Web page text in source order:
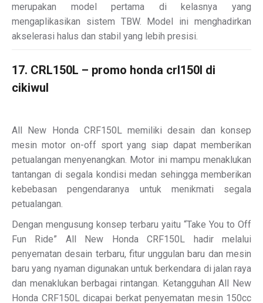
merupakan model pertama di kelasnya yang
mengaplikasikan sistem TBW. Model ini menghadirkan
akselerasi halus dan stabil yang lebih presisi.
17. CRL150L – promo honda crl150l di
cikiwul
All New Honda CRF150L memiliki desain dan konsep
mesin motor on-off sport yang siap dapat memberikan
petualangan menyenangkan. Motor ini mampu menaklukan
tantangan di segala kondisi medan sehingga memberikan
kebebasan pengendaranya untuk menikmati segala
petualangan.
Dengan mengusung konsep terbaru yaitu “Take You to Off
Fun Ride” All New Honda CRF150L hadir melalui
penyematan desain terbaru, fitur unggulan baru dan mesin
baru yang nyaman digunakan untuk berkendara di jalan raya
dan menaklukan berbagai rintangan. Ketangguhan All New
Honda CRF150L dicapai berkat penyematan mesin 150cc